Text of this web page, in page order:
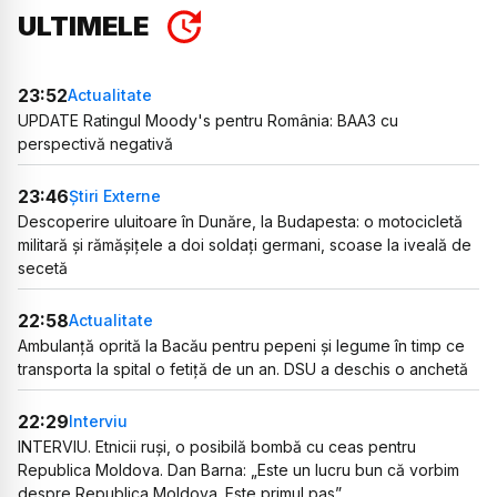
ULTIMELE
23:52Actualitate
UPDATE Ratingul Moody's pentru România: BAA3 cu
perspectivă negativă
23:46Știri Externe
Descoperire uluitoare în Dunăre, la Budapesta: o motocicletă
militară și rămășițele a doi soldați germani, scoase la iveală de
secetă
22:58Actualitate
Ambulanță oprită la Bacău pentru pepeni și legume în timp ce
transporta la spital o fetiță de un an. DSU a deschis o anchetă
22:29Interviu
INTERVIU. Etnicii ruși, o posibilă bombă cu ceas pentru
Republica Moldova. Dan Barna: „Este un lucru bun că vorbim
despre Republica Moldova. Este primul pas”